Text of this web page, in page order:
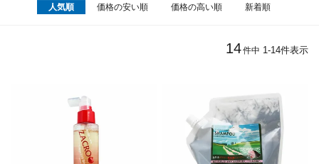
人気順 価格の安い順 価格の高い順 新着順
14件中 1-14件表示